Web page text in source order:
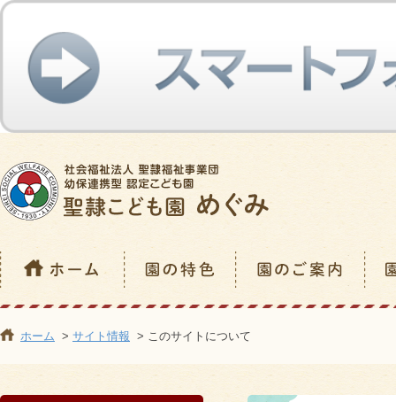
ホーム > サイト情報 > このサイトについて